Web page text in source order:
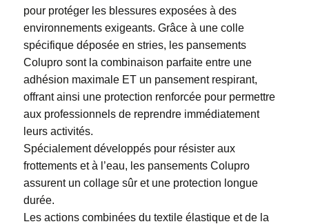
pour protéger les blessures exposées à des
environnements exigeants. Grâce à une colle
spécifique déposée en stries, les pansements
Colupro sont la combinaison parfaite entre une
adhésion maximale ET un pansement respirant,
offrant ainsi une protection renforcée pour permettre
aux professionnels de reprendre immédiatement
leurs activités.
Spécialement développés pour résister aux
frottements et à l’eau, les pansements Colupro
assurent un collage sûr et une protection longue
durée.
Les actions combinées du textile élastique et de la